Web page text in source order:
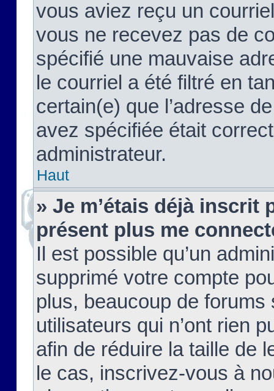
vous aviez reçu un
vous ne recevez pas de
spécifié une mauvaise
le courriel a été filtré en
certain(e) que l’adresse
avez spécifiée était
administrateur.
Haut
» Je m’étais déjà inscrit
présent plus me
Il est possible qu’un
supprimé votre compte
plus, beaucoup de
utilisateurs qui n’ont rien
afin de réduire la taille de
le cas, inscrivez-vous à